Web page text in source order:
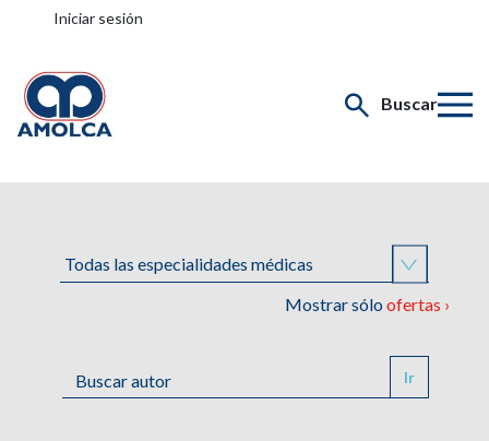
Iniciar sesión
Buscar
Mostrar sóloofertas ›
Ir